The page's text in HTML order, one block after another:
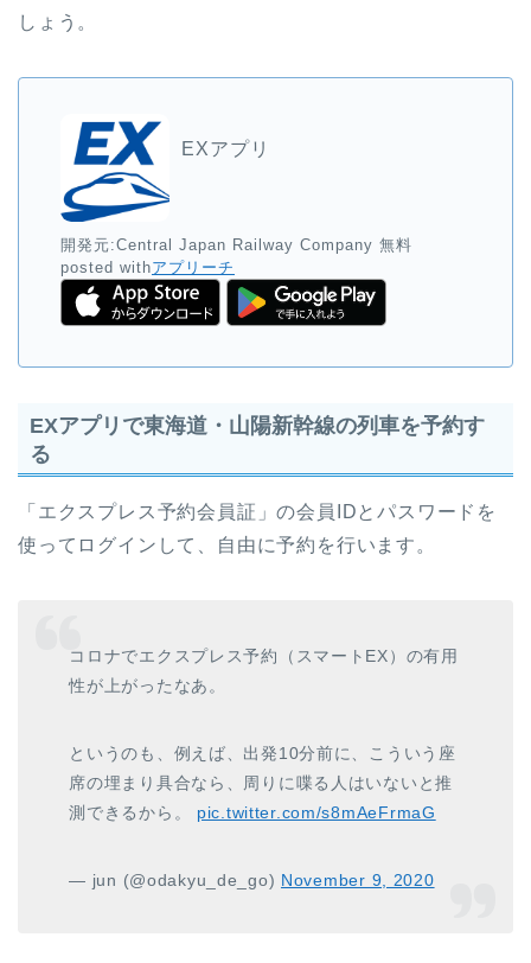
しょう。
EXアプリ
開発元:Central Japan Railway Company 無料
posted withアプリーチ
EXアプリで東海道・山陽新幹線の列車を予約す
る
「エクスプレス予約会員証」の会員IDとパスワードを
使ってログインして、自由に予約を行います。
コロナでエクスプレス予約（スマートEX）の有用
性が上がったなあ。
というのも、例えば、出発10分前に、こういう座
席の埋まり具合なら、周りに喋る人はいないと推
測できるから。 pic.twitter.com/s8mAeFrmaG
— jun (@odakyu_de_go) November 9, 2020